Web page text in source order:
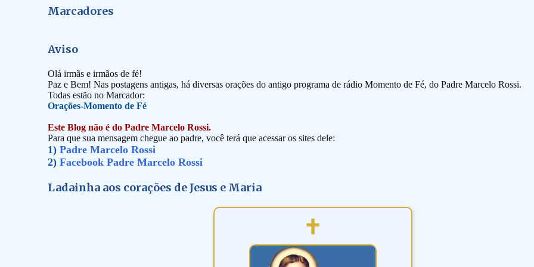
Marcadores
Aviso
Olá irmãs e irmãos de fé!
Paz e Bem! Nas postagens antigas, há diversas orações do antigo programa de rádio Momento de Fé, do Padre Marcelo Rossi.
Todas estão no Marcador:
Orações-Momento de Fé
Este Blog não é do Padre Marcelo Rossi.
Para que sua mensagem chegue ao padre, você terá que acessar os sites dele:
1) Padre Marcelo Rossi
2) Facebook Padre Marcelo Rossi
Ladainha aos corações de Jesus e Maria